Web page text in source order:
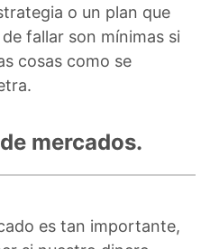
o un plan que
fallar son mínimas si
cosas como se
mercados.
es tan importante,